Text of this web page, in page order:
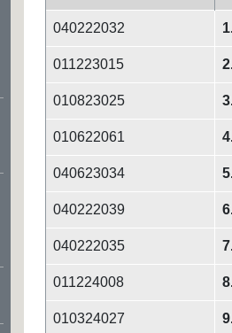
040222032
011223015
010823025
010622061
040623034
040222039
040222035
011224008
010324027